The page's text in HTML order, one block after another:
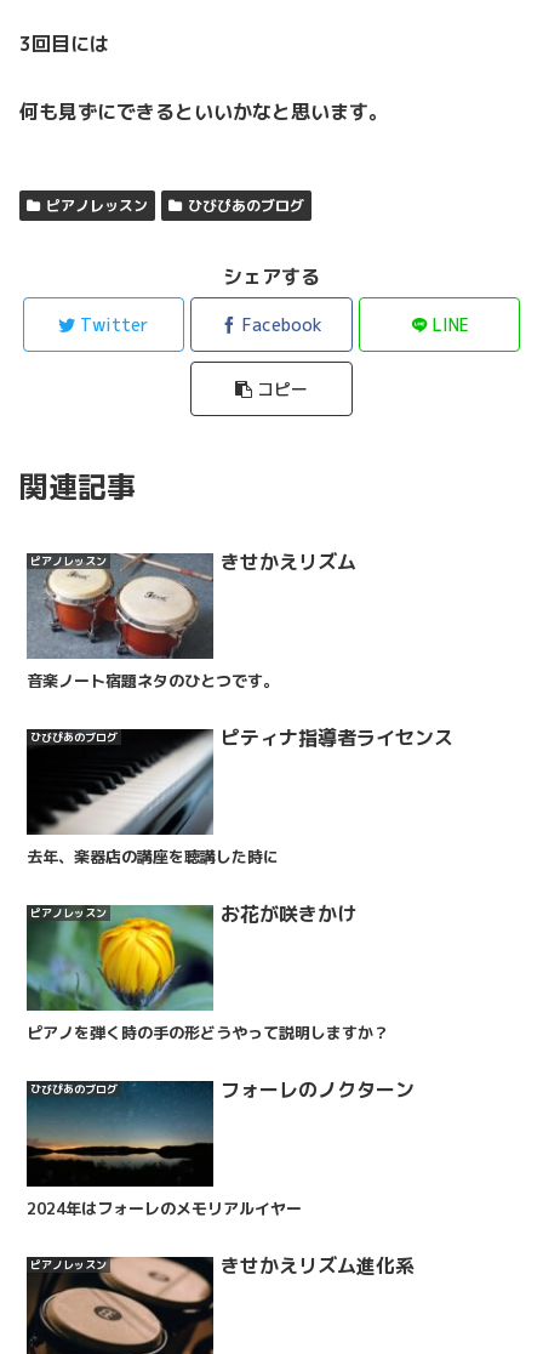
3回目には
何も見ずにできるといいかなと思います。
ピアノレッスン ひびぴあのブログ
シェアする
Twitter Facebook LINE
コピー
関連記事
ピアノレッスン きせかえリズム
音楽ノート宿題ネタのひとつです。
ひびぴあのブログ ピティナ指導者ライセンス
去年、楽器店の講座を聴講した時に
ピアノレッスン お花が咲きかけ
ピアノを弾く時の手の形どうやって説明しますか？
ひびぴあのブログ フォーレのノクターン
2024年はフォーレのメモリアルイヤー
ピアノレッスン きせかえリズム進化系